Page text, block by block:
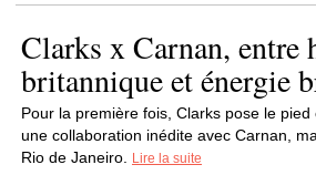
Clarks x Carnan, entre
britannique et énergie
Pour la première fois, Clarks pose le pied
une collaboration inédite avec Carnan,
Rio de Janeiro.
Lire la suite